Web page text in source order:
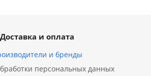
Доставка и оплата
и бренды
персональных данных